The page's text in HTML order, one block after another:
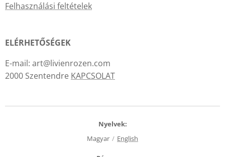
Felhasználási feltételek
ELÉRHETŐSÉGEK
E-mail: art@livienrozen.com
2000 Szentendre KAPCSOLAT
Nyelvek
Magyar
English